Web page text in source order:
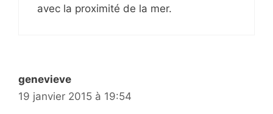
avec la proximité de la mer.
genevieve
19 janvier 2015 à 19:54